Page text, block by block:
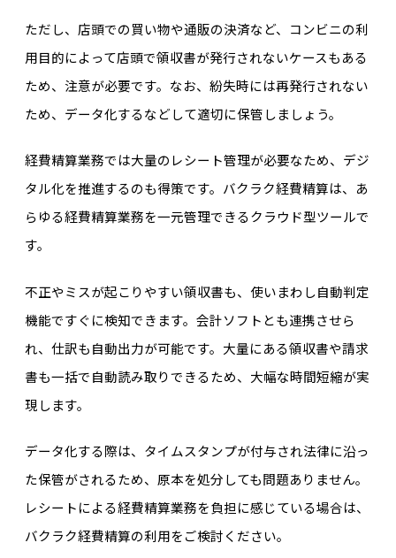
ただし、店頭での買い物や通販の決済など、コンビニの利
用目的によって店頭で領収書が発行されないケースもある
ため、注意が必要です。なお、紛失時には再発行されない
ため、データ化するなどして適切に保管しましょう。
経費精算業務では大量のレシート管理が必要なため、デジ
タル化を推進するのも得策です。バクラク経費精算は、あ
らゆる経費精算業務を一元管理できるクラウド型ツールで
す。
不正やミスが起こりやすい領収書も、使いまわし自動判定
機能ですぐに検知できます。会計ソフトとも連携させら
れ、仕訳も自動出力が可能です。大量にある領収書や請求
書も一括で自動読み取りできるため、大幅な時間短縮が実
現します。
データ化する際は、タイムスタンプが付与され法律に沿っ
た保管がされるため、原本を処分しても問題ありません。
レシートによる経費精算業務を負担に感じている場合は、
バクラク経費精算の利用をご検討ください。